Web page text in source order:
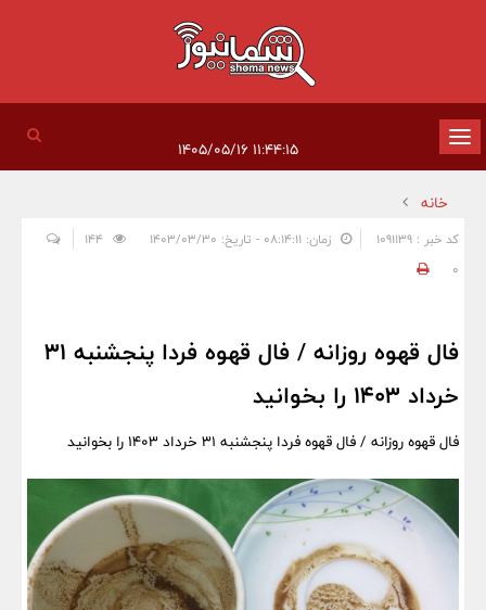
تغییر
وضعیت
ناوبری
خانه
کد خبر : 1091139 زمان: ۰۸:۱۴:۱۱ - تاریخ: ۱۴۰۳/۰۳/۳۰
0
فال قهوه روزانه / فال قهوه فردا پنجشنبه 31
خرداد 1403 را بخوانید
فال قهوه روزانه / فال قهوه فردا پنجشنبه 31 خرداد 1403 را بخوانید